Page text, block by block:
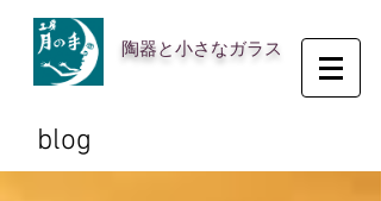
陶器と小さなガラス
blog